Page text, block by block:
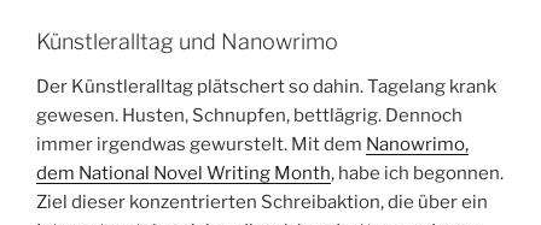
Künstleralltag und Nanowrimo
Der Künstleralltag plätschert so dahin. Tagelang krank
gewesen. Husten, Schnupfen, bettlägrig. Dennoch
immer irgendwas gewurstelt. Mit dem Nanowrimo,
dem National Novel Writing Month, habe ich begonnen.
Ziel dieser konzentrierten Schreibaktion, die über ein